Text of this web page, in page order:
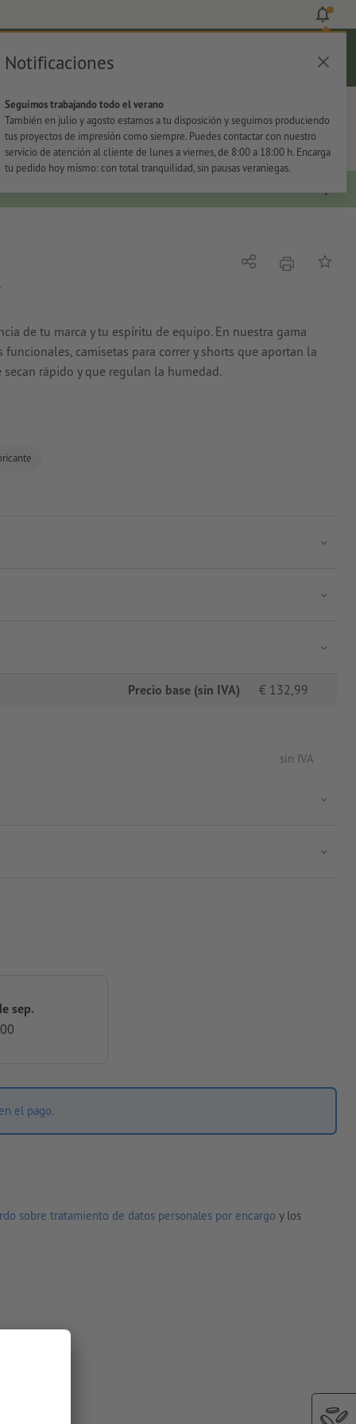
Notificaciones
Seguimos trabajando todo el verano
También en julio y agosto estamos a tu disposición y seguimos produciendo
tus proyectos de impresión como siempre. Puedes contactar con nuestro
servicio de atención al cliente de lunes a viernes, de 8:00 a 18:00 h. Encarga
tu pedido hoy mismo: con total tranquilidad, sin pausas veraniegas.
Cesta
Oficina Adhesivos
de tu marca y tu espíritu de equipo. En nuestra gama
camisetas para correr y shorts que aportan la
rápido y que regulan la humedad.
CompartirimprimirAñadir
Precio base (sin IVA) € 132,99
sin IVA
sep.
el pago.
sobre tratamiento de datos personales por encargo y los